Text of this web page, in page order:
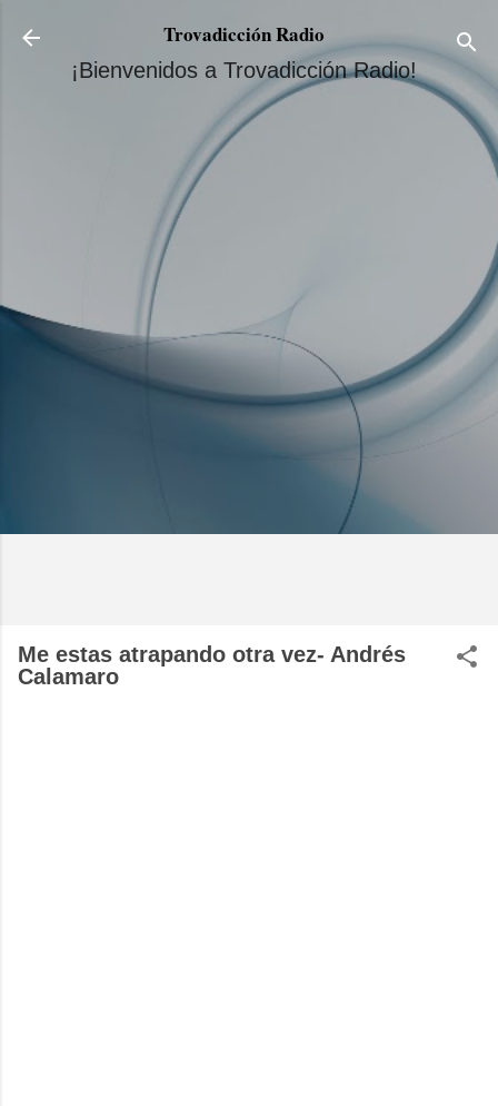
Ir al contenido principal
Trovadicción Radio
¡Bienvenidos a Trovadicción Radio!
Me estas atrapando otra vez- Andrés
Calamaro